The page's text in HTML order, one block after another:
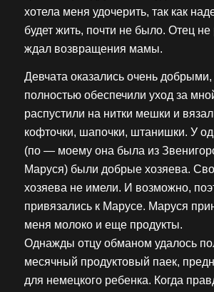
хотела меня удочерить, так как
будет жить, почти не было. Отец
ждал возвращения мамы.
Девчата оказались очень
полностью обеспечили уход за
распустили на нитки мешки и
кофточки, шапочки, штанишки. У
(по — моему она была из
Маруся) были добрые хозяева.
хозяева не имели. И возможно,
привязались к Марусе. Маруся
меня молоко и еще продукты.
Однажды отцу обманом удалось
месячный продуктовый паек,
для немецкого ребенка. Когда